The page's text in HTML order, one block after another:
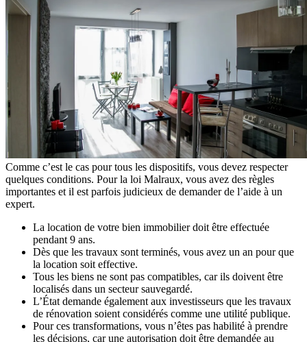
Comme c’est le cas pour tous les dispositifs, vous devez respecter
quelques conditions. Pour la loi Malraux, vous avez des règles
importantes et il est parfois judicieux de demander de l’aide à un
expert.
La location de votre bien immobilier doit être effectuée
pendant 9 ans.
Dès que les travaux sont terminés, vous avez un an pour que
la location soit effective.
Tous les biens ne sont pas compatibles, car ils doivent être
localisés dans un secteur sauvegardé.
L’État demande également aux investisseurs que les travaux
de rénovation soient considérés comme une utilité publique.
Pour ces transformations, vous n’êtes pas habilité à prendre
les décisions, car une autorisation doit être demandée au